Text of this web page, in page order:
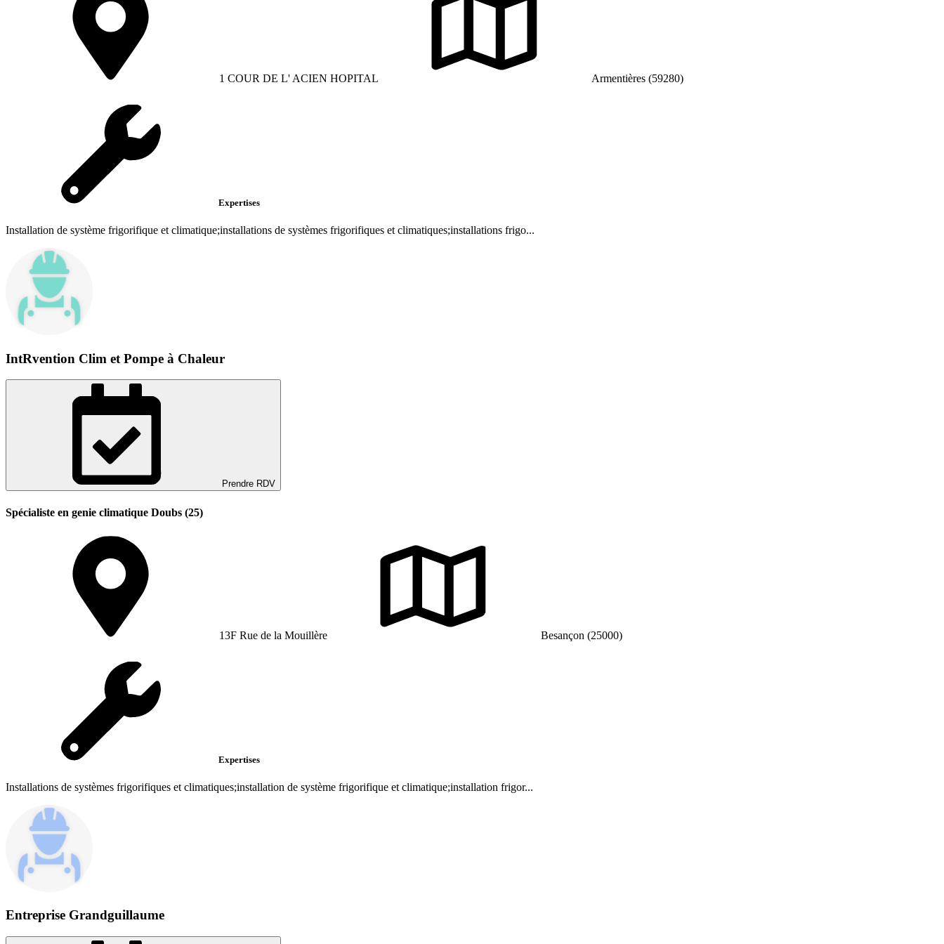
1 COUR DE L' ACIEN HOPITAL Armentières (59280)
Expertises
Installation de système frigorifique et climatique;installations de systèmes frigorifiques et climatiques;installations frigo...
IntRvention Clim et Pompe à Chaleur
Prendre RDV
Spécialiste en genie climatique Doubs (25)
13F Rue de la Mouillère Besançon (25000)
Expertises
Installations de systèmes frigorifiques et climatiques;installation de système frigorifique et climatique;installation frigor...
Entreprise Grandguillaume